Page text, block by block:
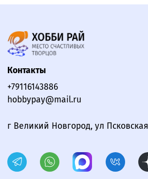
Контакты
+79116143886
hobbypay@mail.ru
г Великий Новгород, ул Псковская